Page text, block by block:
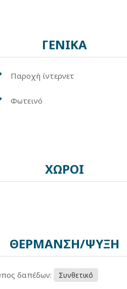
ΓΕΝΙΚΑ
Παροχή ίντερνετ
Φωτεινό
ΧΩΡΟΙ
ΘΕΡΜΑΝΣΗ/ΨΥΞΗ
δαπέδων: Συνθετικό